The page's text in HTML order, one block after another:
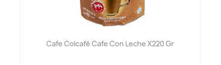
Cafe Colcafé Cafe Con Leche X220 Gr